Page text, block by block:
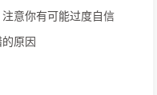
意你有可能过度自信
原因